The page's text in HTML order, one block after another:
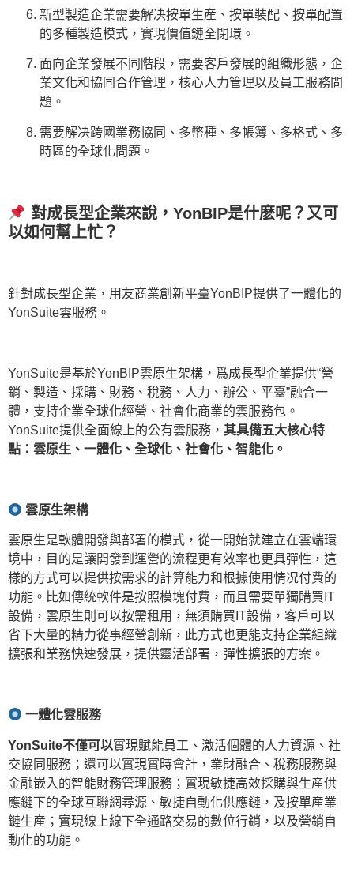
新型製造企業需要解决按單生産、按單裝配、按單配置
的多種製造模式，實現價值鏈全閉環。
面向企業發展不同階段，需要客戶發展的組織形態，企
業文化和協同合作管理，核心人力管理以及員工服務問
題。
需要解决跨國業務協同、多幣種、多帳簿、多格式、多
時區的全球化問題。
對成長型企業來說， YonBIP是什麽呢？又可
以如何幫上忙？
針對成長型企業，用友商業創新平臺YonBIP提供了一體化的
YonSuite雲服務。
YonSuite是基於YonBIP雲原生架構，爲成長型企業提供“營
銷、製造、採購、財務、稅務、人力、辦公、平臺”融合一
體，支持企業全球化經營、社會化商業的雲服務包。
YonSuite提供全面線上的公有雲服務， 其具備五大核心特
點：雲原生、一體化、全球化、社會化、智能化。
雲原生架構
雲原生是軟體開發與部署的模式，從一開始就建立在雲端環
境中，目的是讓開發到運營的流程更有效率也更具彈性，這
樣的方式可以提供按需求的計算能力和根據使用情况付費的
功能。比如傳統軟件是按照模塊付費，而且需要單獨購買IT
設備，雲原生則可以按需租用，無須購買IT設備，客戶可以
省下大量的精力從事經營創新，此方式也更能支持企業組織
擴張和業務快速發展，提供靈活部署，彈性擴張的方案。
一體化雲服務
YonSuite不僅可以實現賦能員工、激活個體的人力資源、社
交協同服務；還可以實現實時會計，業財融合、稅務服務與
金融嵌入的智能財務管理服務；實現敏捷高效採購與生産供
應鏈下的全球互聯網尋源、敏捷自動化供應鏈，及按單産業
鏈生産；實現線上線下全通路交易的數位行銷，以及營銷自
動化的功能。